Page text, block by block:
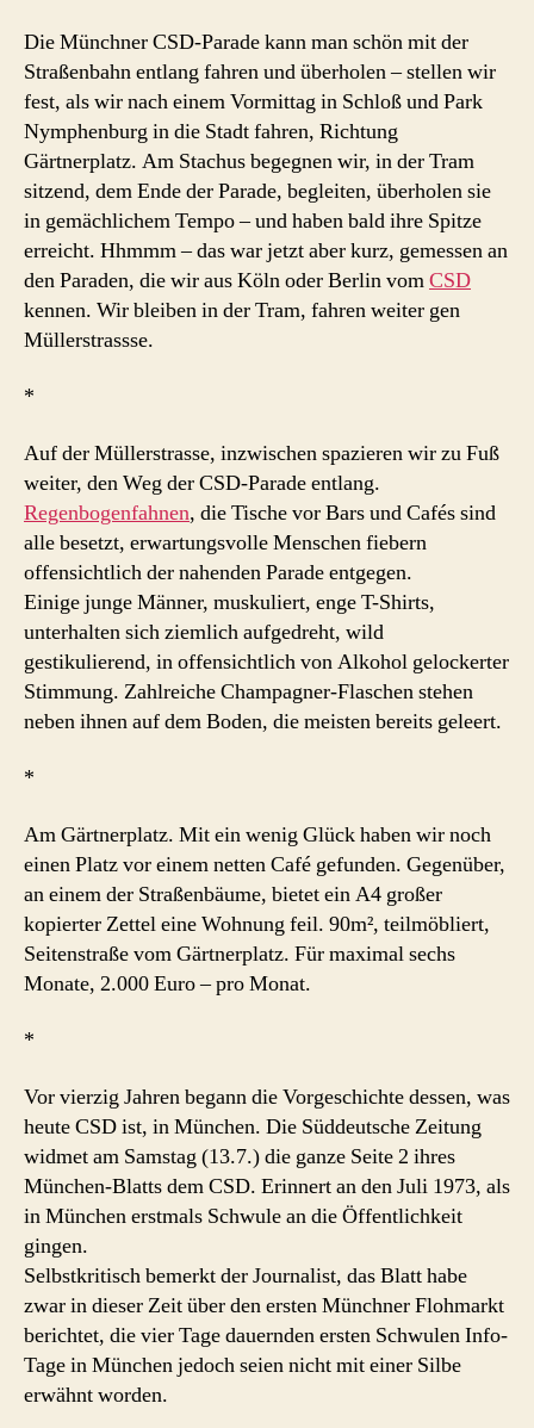
Die Münchner CSD-Parade kann man schön mit der
Straßenbahn entlang fahren und überholen – stellen wir
fest, als wir nach einem Vormittag in Schloß und Park
Nymphenburg in die Stadt fahren, Richtung
Gärtnerplatz. Am Stachus begegnen wir, in der Tram
sitzend, dem Ende der Parade, begleiten, überholen sie
in gemächlichem Tempo – und haben bald ihre Spitze
erreicht. Hhmmm – das war jetzt aber kurz, gemessen an
den Paraden, die wir aus Köln oder Berlin vomCSD
kennen. Wir bleiben in der Tram, fahren weiter gen
Müllerstrassse.
*
Auf der Müllerstrasse, inzwischen spazieren wir zu Fuß
weiter, den Weg der CSD-Parade entlang.
Regenbogenfahnen, die Tische vor Bars und Cafés sind
alle besetzt, erwartungsvolle Menschen fiebern
offensichtlich der nahenden Parade entgegen.
Einige junge Männer, muskuliert, enge T-Shirts,
unterhalten sich ziemlich aufgedreht, wild
gestikulierend, in offensichtlich von Alkohol gelockerter
Stimmung. Zahlreiche Champagner-Flaschen stehen
neben ihnen auf dem Boden, die meisten bereits geleert.
*
Am Gärtnerplatz. Mit ein wenig Glück haben wir noch
einen Platz vor einem netten Café gefunden. Gegenüber,
an einem der Straßenbäume, bietet ein A4 großer
kopierter Zettel eine Wohnung feil. 90m², teilmöbliert,
Seitenstraße vom Gärtnerplatz. Für maximal sechs
Monate, 2.000 Euro – pro Monat.
*
Vor vierzig Jahren begann die Vorgeschichte dessen, was
heute CSD ist, in München. Die Süddeutsche Zeitung
widmet am Samstag (13.7.) die ganze Seite 2 ihres
München-Blatts dem CSD. Erinnert an den Juli 1973, als
in München erstmals Schwule an die Öffentlichkeit
gingen.
Selbstkritisch bemerkt der Journalist, das Blatt habe
zwar in dieser Zeit über den ersten Münchner Flohmarkt
berichtet, die vier Tage dauernden ersten Schwulen Info-
Tage in München jedoch seien nicht mit einer Silbe
erwähnt worden.